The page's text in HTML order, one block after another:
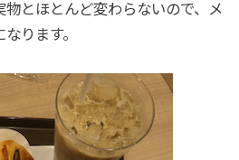
とほとんど変わらないので、メ
ります。